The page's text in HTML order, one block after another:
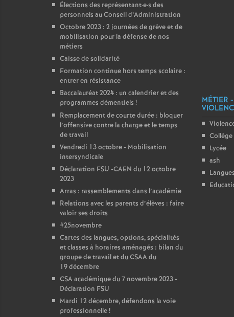
Élections des représentant·e·s des
personnels au Conseil d’Administration
Octobre 2023 : 2 journées de grève et de
mobilisation pour la défense de nos
métiers
Caisse de solidarité
Formation continue hors temps scolaire :
entrer en résistance
Baccalauréat 2024 : un calendrier et des
programmes démentiels !
Remplacement de courte durée : bloquer
l’offensive contre la charge et le temps
de travail
Vendredi 13 octobre - Mobilisation
intersyndicale
Déclaration FSU -CAEN du 12 octobre
2023
Arras : rassemblements dans l’académie
Relations avec les parents d’élèves : faire
valoir ses droits
#25novembre
Cartes des langues, options, spécialités
et classes à horaires aménagés : bilan du
groupe de travail et du CSAA du
19 décembre
CSA académique du 7 novembre 2023 -
Déclaration FSU
Mardi 12 décembre, défendons la voie
professionnelle!
MÉTIER
Collège
Lycée
ash